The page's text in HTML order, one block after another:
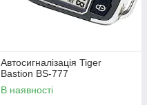
Автосигналізація Tiger
Bastion BS-777
В наявності